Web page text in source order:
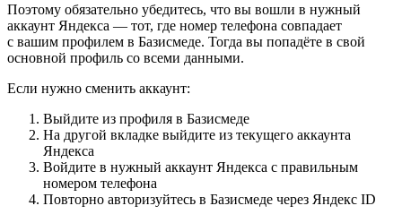
Поэтому обязательно убедитесь, что вы вошли в нужный
аккаунт Яндекса — тот, где номер телефона совпадает
с вашим профилем в Базисмеде. Тогда вы попадёте в свой
основной профиль со всеми данными.
Если нужно сменить аккаунт:
Выйдите из профиля в Базисмеде
На другой вкладке выйдите из текущего аккаунта
Яндекса
Войдите в нужный аккаунт Яндекса с правильным
номером телефона
Повторно авторизуйтесь в Базисмеде через Яндекс ID